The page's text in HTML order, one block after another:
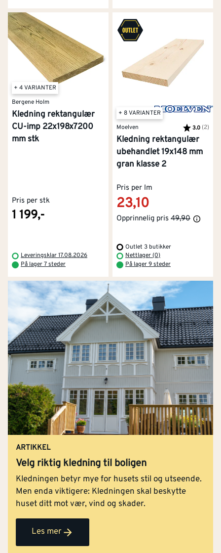
+ 4 VARIANTER
Bergene Holm
Kledning rektangulær
CU-imp 22x198x7200
mm stk
Pris per stk
1 199,-
Leveringsklar 17.08.2026
På lager 7 steder
+ 8 VARIANTER
Moelven
Karakter:
3.0 (2)
Kledning rektangulær
ubehandlet 19x148 mm
gran klasse 2
Pris per lm
23,10
Opprinnelig pris 49,90
Outlet 3 butikker
Nettlager (0)
På lager 9 steder
ARTIKKEL
Velg riktig kledning til boligen
Kledningen betyr mye for husets stil og utseende.
Men enda viktigere: Kledningen skal beskytte
huset ditt mot vær, vind og skader.
Les mer